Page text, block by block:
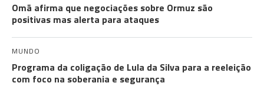
Omã afirma que negociações sobre Ormuz são
positivas mas alerta para ataques
MUNDO
Programa da coligação de Lula da Silva para a reeleição
com foco na soberania e segurança